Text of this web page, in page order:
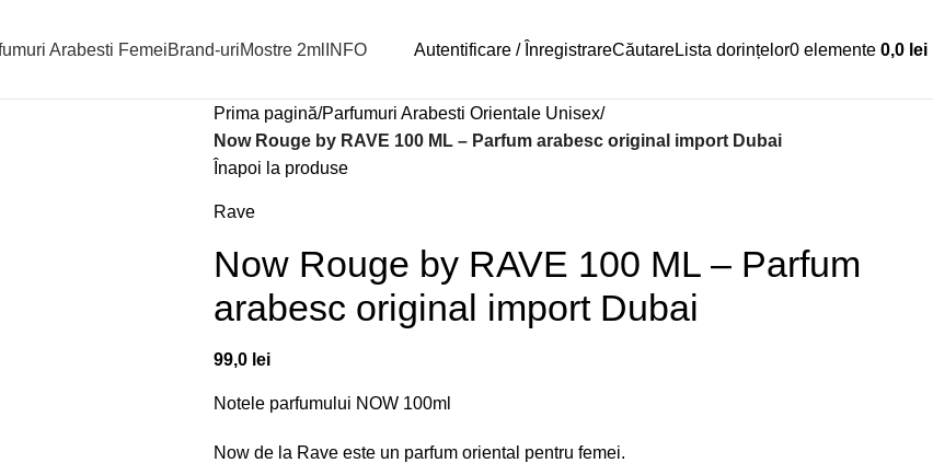
Arabesti FemeiBrand-uriMostre 2ml INFO Autentificare / ÎnregistrareCăutareLista dorințelor0 elemente 0,0 lei
Prima pagină Parfumuri Arabesti Orientale Unisex
Now Rouge by RAVE 100 ML – Parfum arabesc original import Dubai
Înapoi la produse
Rave
Now Rouge by RAVE 100 ML – Parfum
arabesc original import Dubai
99,0 lei
Notele parfumului NOW 100ml
Now de la Rave este un parfum oriental pentru femei.